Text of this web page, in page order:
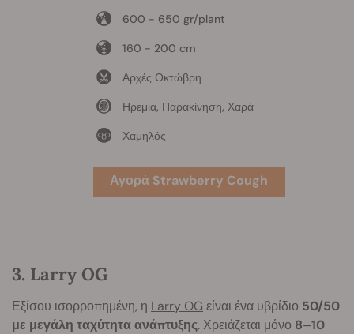
600 - 650 gr/plant
160 - 200 cm
Αρχές Οκτώβρη
Ηρεμία, Παρακίνηση, Χαρά
Χαμηλός
Αγορά Strawberry Cough
3. Larry OG
Εξίσου ισορροπημένη, η Larry OG είναι ένα υβρίδιο 50/50
με μεγάλη ταχύτητα ανάπτυξης. Χρειάζεται μόνο 8–10